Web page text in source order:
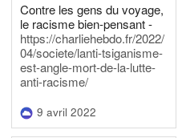
Contre les gens du voyage,
le racisme bien-pensant -
https://charliehebdo.fr/2022/
04/societe/lanti-tsiganisme-
est-angle-mort-de-la-lutte-
anti-racisme/
9 avril 2022